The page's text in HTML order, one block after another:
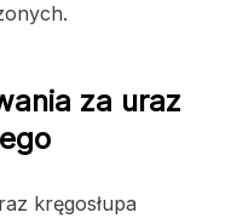
za uraz
kręgosłupa